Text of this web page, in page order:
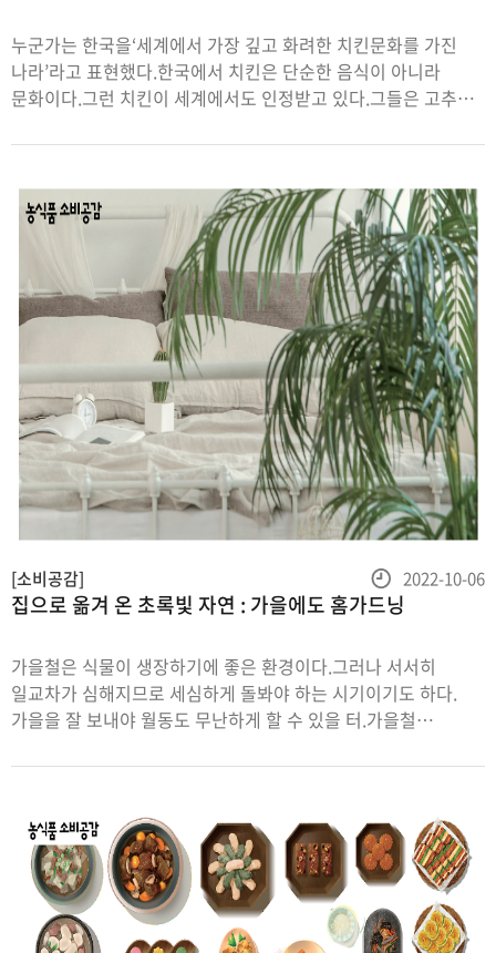
누군가는 한국을‘세계에서 가장 깊고 화려한 치킨문화를 가진
나라’라고 표현했다.한국에서 치킨은 단순한 음식이 아니라
문화이다.그런 치킨이 세계에서도 인정받고 있다.그들은 고추장,
탐미한다.획기적 진화를 거듭하며 타의 추종을 불허하게 된 치킨
집으로 옮겨 온 초록빛 자연 : 가을에도 홈가드닝
가을철은 식물이 생장하기에 좋은 환경이다.그러나 서서히
일교차가 심해지므로 세심하게 돌봐야 하는 시기이기도 하다.
가을을 잘 보내야 월동도 무난하게 할 수 있을 터.가을철
실내로 들여놓는다10월 중순 즈음에는 아침저녁 쌀쌀해지므로,
[소비공감]
등
록
2022-10-06